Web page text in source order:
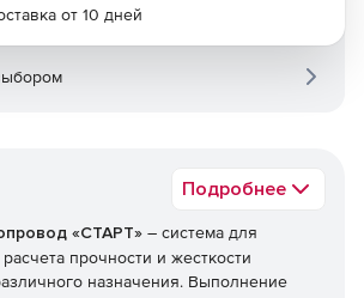
Подробнее
«СТАРТ» – система для
прочности и жесткости
назначения. Выполнение
от 10 дней